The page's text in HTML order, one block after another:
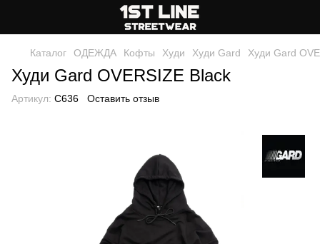
Каталог ОДЕЖДА Кофты Худи Худи Gard Худи Gard
Худи Gard OVERSIZE Black
Артикул: C636 Оставить отзыв